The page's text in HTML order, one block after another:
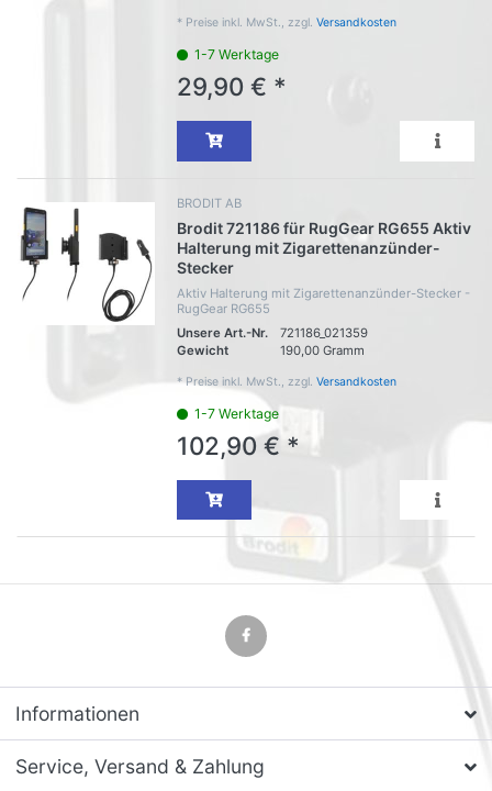
* Preise inkl. MwSt., zzgl. Versandkosten
1-7 Werktage
29,90 € *
BRODIT AB
Brodit 721186 für RugGear RG655 Aktiv
Halterung mit Zigarettenanzünder-
Stecker
Aktiv Halterung mit Zigarettenanzünder-Stecker -
RugGear RG655
Unsere Art.-Nr.
721186_021359
Gewicht
190,00 Gramm
* Preise inkl. MwSt., zzgl. Versandkosten
1-7 Werktage
102,90 € *
Informationen
Service, Versand & Zahlung